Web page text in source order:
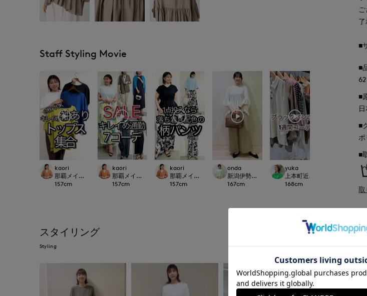
Staff Styling Movie
kaori
那覇メインプレイスI.T.'S.international
157cm
kaori
那覇メインプレイスI.T.'S.international
157cm
kaori
那覇メインプレイスI.T.'S.international
157cm
onda
新潟伊勢丹7-IDconcept.
167cm
yuka
上本町近鉄I.T.'S.international
168cm
立川伊
スタイリング
Styling
了
■
■
■
■
■
取